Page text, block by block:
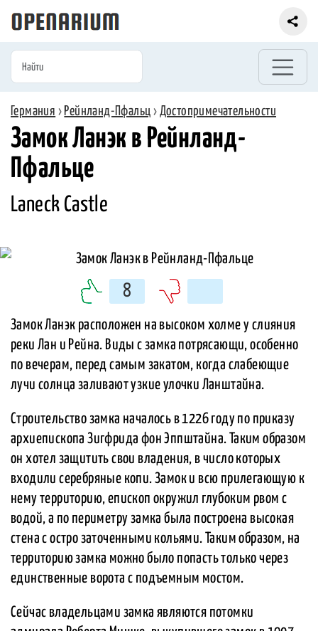
Германия › Рейнланд-Пфальц › Достопримечательности
Замок Ланэк в Рейнланд-
Пфальце
Laneck Castle
8
Замок Ланэк расположен на высоком холме у слияния
реки Лан и Рейна. Виды с замка потрясающи, особенно
по вечерам, перед самым закатом, когда слабеющие
лучи солнца заливают узкие улочки Ланштайна.
Строительство замка началось в 1226 году по приказу
архиепископа Зигфрида фон Эппштайна. Таким образом
он хотел защитить свои владения, в число которых
входили серебряные копи. Замок и всю прилегающую к
нему территорию, епископ окружил глубоким рвом с
водой, а по периметру замка была построена высокая
стена с остро заточенными кольями. Таким образом, на
территорию замка можно было попасть только через
единственные ворота с подъемным мостом.
Сейчас владельцами замка являются потомки